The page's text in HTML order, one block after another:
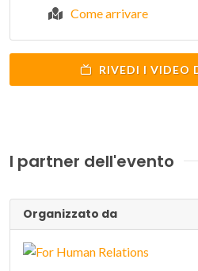
Come arrivare
RIVEDI I VIDEO
I partner dell'evento
Organizzato da